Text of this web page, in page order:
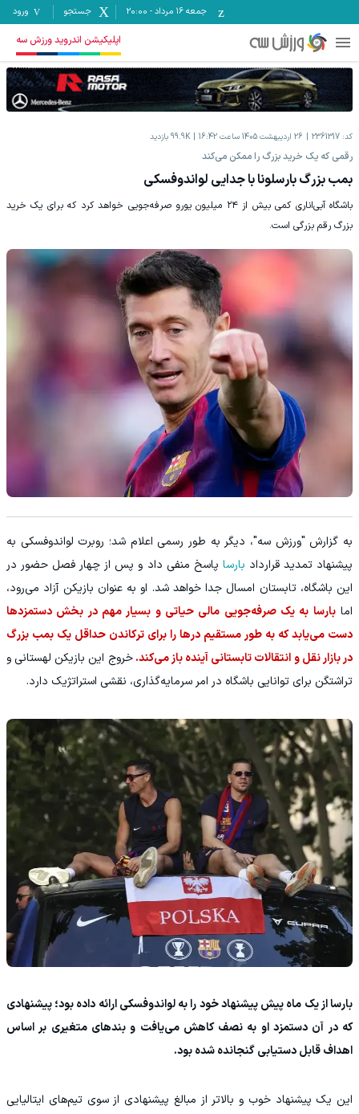
جمعه ۱۶ مرداد -
20:00 جستجو ورود
اپلیکیشن اندروید ورزش سه
کد: 2361317 26 اردیبهشت 1405 ساعت 16:42 99.9K بازدید
رقمی که یک خرید بزرگ را ممکن می‌کند
بمب بزرگ بارسلونا با جدایی لواندوفسکی
باشگاه آبی‌اناری کمی بیش از ۲۴ میلیون یورو صرفه‌جویی خواهد کرد که برای یک خرید
بزرگ رقم بزرگی است.
به گزارش "ورزش سه"، دیگر به طور رسمی اعلام شد؛ روبرت لواندوفسکی به
پیشنهاد تمدید قرارداد بارسا پاسخ منفی داد و پس از چهار فصل حضور در
این باشگاه، تابستان امسال جدا خواهد شد. او به عنوان بازیکن آزاد می‌رود،
امابارسا به یک صرفه‌جویی مالی حیاتی و بسیار مهم در بخش دستمزدها
دست می‌یابد که به طور مستقیم درها را برای ترکاندن حداقل یک بمب بزرگ
در بازار نقل و انتقالات تابستانی آینده باز می‌کند.خروج این بازیکن لهستانی و
تراشتگن برای توانایی باشگاه در امر سرمایه‌گذاری، نقشی استراتژیک دارد.
بارسا از یک ماه پیش پیشنهاد خود را به لواندوفسکی ارائه داده بود؛ پیشنهادی
که در آن دستمزد او به نصف کاهش می‌یافت و بندهای متغیری بر اساس
اهداف قابل دستیابی گنجانده شده بود.
این یک پیشنهاد خوب و بالاتر از مبالغ پیشنهادی از سوی تیم‌های ایتالیایی